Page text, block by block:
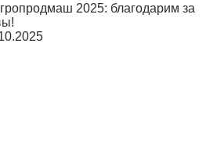
2025: благодарим за